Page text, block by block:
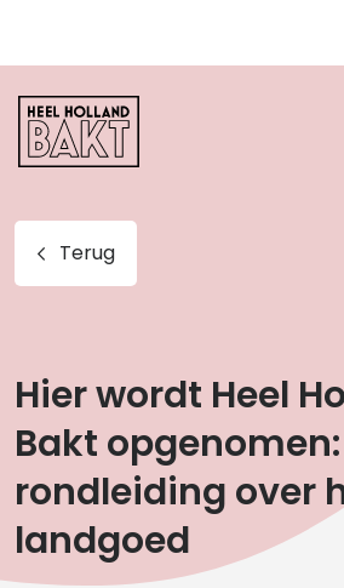
Heel
Holland
Bakt
Terug
Hier wordt Heel
Bakt
rondleiding over
landgoed